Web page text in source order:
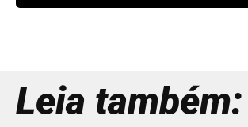
Leia também: